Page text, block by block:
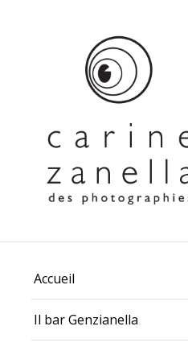
Accueil
Il bar Genzianella